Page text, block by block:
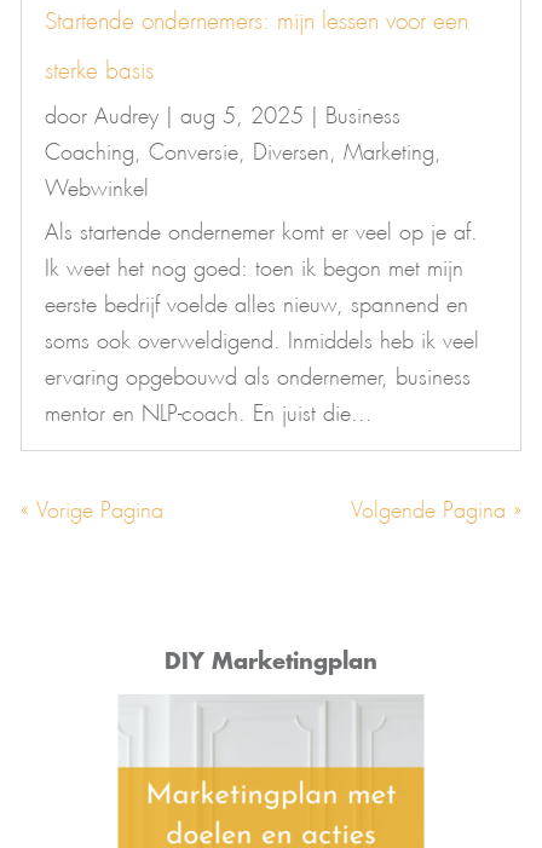
Startende ondernemers: mijn lessen voor een
sterke basis
door Audrey| aug 5, 2025 Business
Coaching Conversie Diversen Marketing
Webwinkel
Als startende ondernemer komt er veel op je af.
Ik weet het nog goed: toen ik begon met mijn
eerste bedrijf voelde alles nieuw, spannend en
soms ook overweldigend. Inmiddels heb ik veel
ervaring opgebouwd als ondernemer, business
mentor en NLP-coach. En juist die...
« Vorige Pagina Volgende Pagina »
DIY Marketingplan